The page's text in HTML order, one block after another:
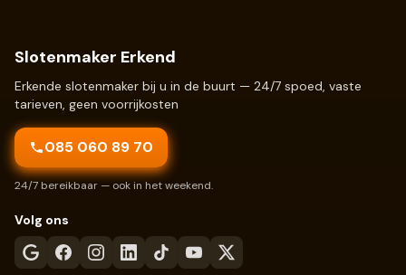
Slotenmaker Erkend
Erkende slotenmaker bij u in de buurt — 24/7 spoed, vaste
tarieven, geen voorrijkosten
085 060 89 70
24/7 bereikbaar — ook in het weekend.
Volg ons